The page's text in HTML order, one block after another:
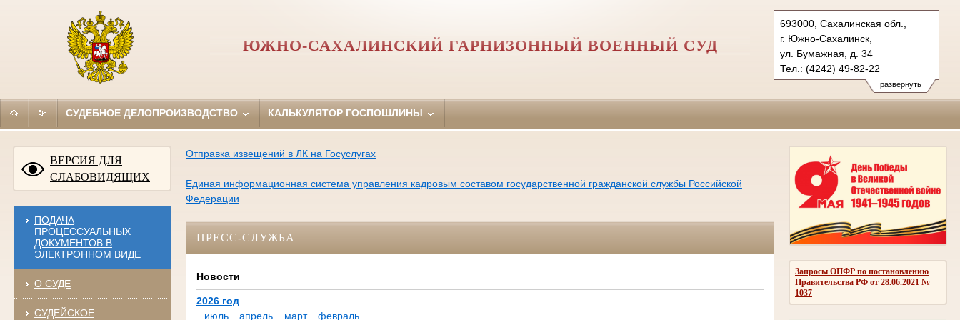
развернуть
693000, Сахалинская обл.,
г. Южно-Сахалинск,
ул. Бумажная, д. 34
Тел.: (4242) 49-82-22
yusgvs.sah@sudrf.ru
ЮЖНО-САХАЛИНСКИЙ ГАРНИЗОННЫЙ ВОЕННЫЙ СУД
СУДЕБНОЕ ДЕЛОПРОИЗВОДСТВО КАЛЬКУЛЯТОР ГОСПОШЛИНЫ
ВЕРСИЯ ДЛЯ
СЛАБОВИДЯЩИХ
ПОДАЧА
ПРОЦЕССУАЛЬНЫХ
ДОКУМЕНТОВ В
ЭЛЕКТРОННОМ ВИДЕ
О СУДЕ
СУДЕЙСКОЕ
Запросы ОПФР по постановлению
Правительства РФ от 28.06.2021 №
1037
Отправка извещений в ЛК на Госуслугах
Единая информационная система управления кадровым составом государственной гражданской службы Российской
Федерации
ПРЕСС-СЛУЖБА
Новости
2026 год
июль
апрель март
февраль